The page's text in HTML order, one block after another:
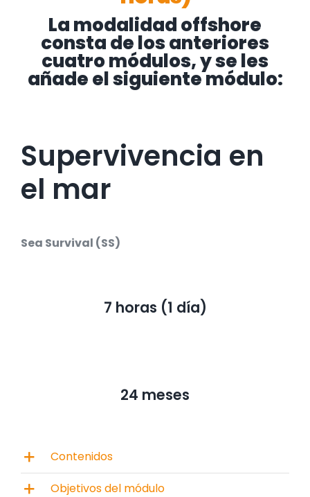
La modalidad offshore
consta de los anteriores
cuatro módulos, y se les
añade elsiguiente módulo:
Supervivencia en
el mar
Sea Survival (SS)
7 horas (1 día)
24 meses
Contenidos
Objetivos del módulo